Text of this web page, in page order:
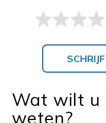
Wat wilt u
weten?